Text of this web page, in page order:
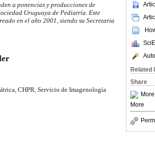
Related
Share
More
More
a ponencias y producciones de
Uruguaya de Pediatría. Este
en el año 2001, siendo su Secretaria
CHPR, Servicio de Imagenología